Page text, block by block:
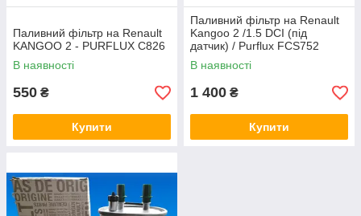
Паливний фільтр на Renault
KANGOO 2 - PURFLUX C826
В наявності
550 ₴
Купити
Паливний фільтр на Renault
Kangoo 2 /1.5 DCI (під
датчик) / Purflux FCS752
В наявності
1 400 ₴
Купити